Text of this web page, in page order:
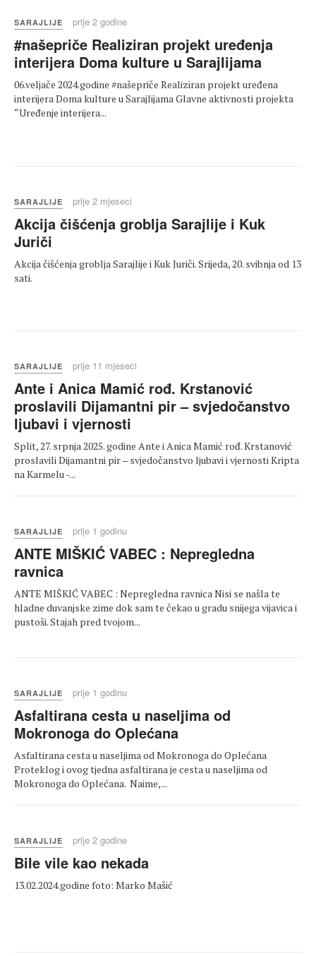
SARAJLIJE prije 2 godine
#našepriče Realiziran projekt uređenja
interijera Doma kulture u Sarajlijama
06.veljače 2024.godine #našepriče Realiziran projekt uređena
interijera Doma kulture u Sarajlijama Glavne aktivnosti projekta
“Uređenje interijera...
SARAJLIJE prije 2 mjeseci
Akcija čišćenja groblja Sarajlije i Kuk
Juriči
Akcija čišćenja groblja Sarajlije i Kuk Juriči. Srijeda, 20. svibnja od 13
sati.
SARAJLIJE prije 11 mjeseci
Ante i Anica Mamić rođ. Krstanović
proslavili Dijamantni pir – svjedočanstvo
ljubavi i vjernosti
Split, 27. srpnja 2025. godine Ante i Anica Mamić rođ. Krstanović
proslavili Dijamantni pir – svjedočanstvo ljubavi i vjernosti Kripta
na Karmelu -...
SARAJLIJE prije 1 godinu
ANTE MIŠKIĆ VABEC : Nepregledna
ravnica
ANTE MIŠKIĆ VABEC : Nepregledna ravnica Nisi se našla te
hladne duvanjske zime dok sam te čekao u gradu snijega vijavica i
pustoši. Stajah pred tvojom...
SARAJLIJE prije 1 godinu
Asfaltirana cesta u naseljima od
Mokronoga do Oplećana
Asfaltirana cesta u naseljima od Mokronoga do Oplećana
Proteklog i ovog tjedna asfaltirana je cesta u naseljima od
Mokronoga do Oplećana. Naime,...
SARAJLIJE prije 2 godine
Bile vile kao nekada
13.02.2024.godine foto: Marko Mašić